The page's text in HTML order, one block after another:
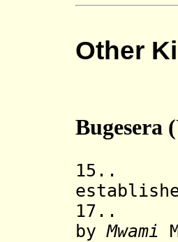
Other
Bugesera
17..
by Mwami